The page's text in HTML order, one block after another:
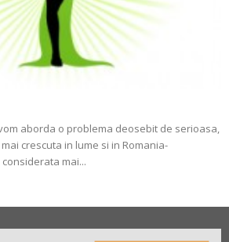
aborda o problema deosebit de serioasa,
crescuta in lume si in Romania-
mai...